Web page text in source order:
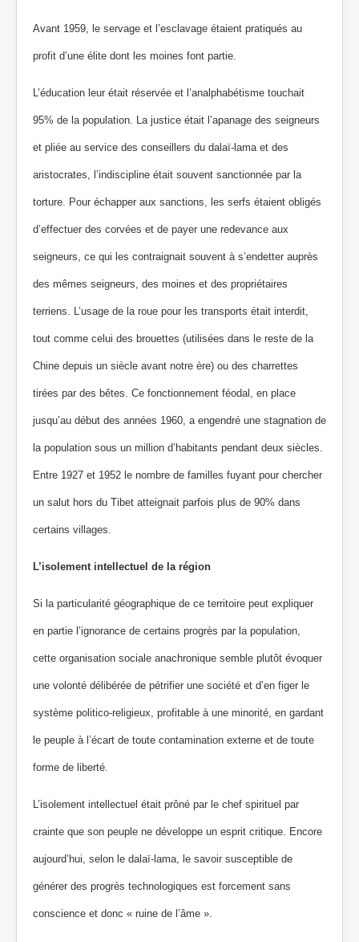
Avant 1959, le servage et l’esclavage étaient pratiqués au
profit d’une élite dont les moines font partie.
L’éducation leur était réservée et l’analphabétisme touchait
95% de la population. La justice était l’apanage des seigneurs
et pliée au service des conseillers du dalaï‐lama et des
aristocrates, l’indiscipline était souvent sanctionnée par la
torture. Pour échapper aux sanctions, les serfs étaient obligés
d’effectuer des corvées et de payer une redevance aux
seigneurs, ce qui les contraignait souvent à s’endetter auprès
des mêmes seigneurs, des moines et des propriétaires
terriens. L’usage de la roue pour les transports était interdit,
tout comme celui des brouettes (utilisées dans le reste de la
Chine depuis un siècle avant notre ère) ou des charrettes
tirées par des bêtes. Ce fonctionnement féodal, en place
jusqu’au début des années 1960, a engendré une stagnation de
la population sous un million d’habitants pendant deux siècles.
Entre 1927 et 1952 le nombre de familles fuyant pour chercher
un salut hors du Tibet atteignait parfois plus de 90% dans
certains villages.
L’isolement intellectuel de la région
Si la particularité géographique de ce territoire peut expliquer
en partie l’ignorance de certains progrès par la population,
cette organisation sociale anachronique semble plutôt évoquer
une volonté délibérée de pétrifier une société et d’en figer le
système politico‐religieux, profitable à une minorité, en gardant
le peuple à l’écart de toute contamination externe et de toute
forme de liberté.
L’isolement intellectuel était prôné par le chef spirituel par
crainte que son peuple ne développe un esprit critique. Encore
aujourd’hui, selon le dalaï‐lama, le savoir susceptible de
générer des progrès technologiques est forcement sans
conscience et donc « ruine de l’âme ».